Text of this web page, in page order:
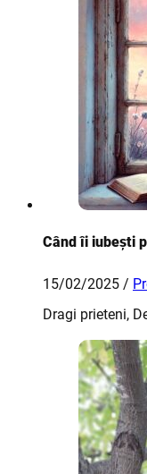
Când îi iubești
15/02/2025 /
Dragi prieteni,